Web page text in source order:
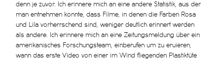
denn je zuvor. Ich erinnere mich an eine andere Statistik, aus der
man entnehmen konnte, dass Filme, in denen die Farben Rosa
und Lila vorherrschend sind, weniger deutlich erinnert werden
als andere. Ich erinnere mich an eine Zeitungsmeldung über ein
amerikanisches Forschungsteam, einberufen um zu eruieren,
wann das erste Video von einer im Wind fliegenden Plastiktüte